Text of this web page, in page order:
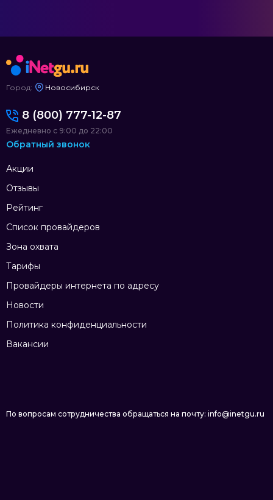
Город: Новосибирск
Акции
Отзывы
Рейтинг
Список провайдеров
Зона охвата
Тарифы
Провайдеры интернета по адресу
Новости
Политика конфиденциальности
Вакансии
8 (800) 777-12-87
Ежедневно с 9:00 до 22:00
Обратный звонок
По вопросам сотрудничества обращаться на почту: info@inetgu.ru